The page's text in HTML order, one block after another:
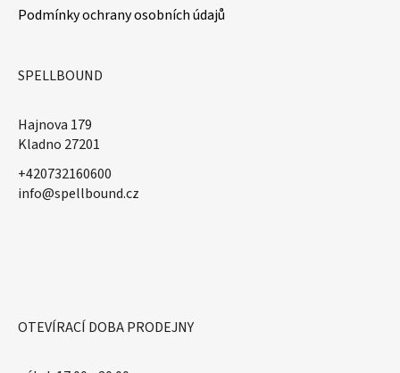
Podmínky ochrany osobních údajů
SPELLBOUND
Hajnova 179
Kladno 27201
+420732160600
​info@spellbound.cz
OTEVÍRACÍ DOBA PRODEJNY